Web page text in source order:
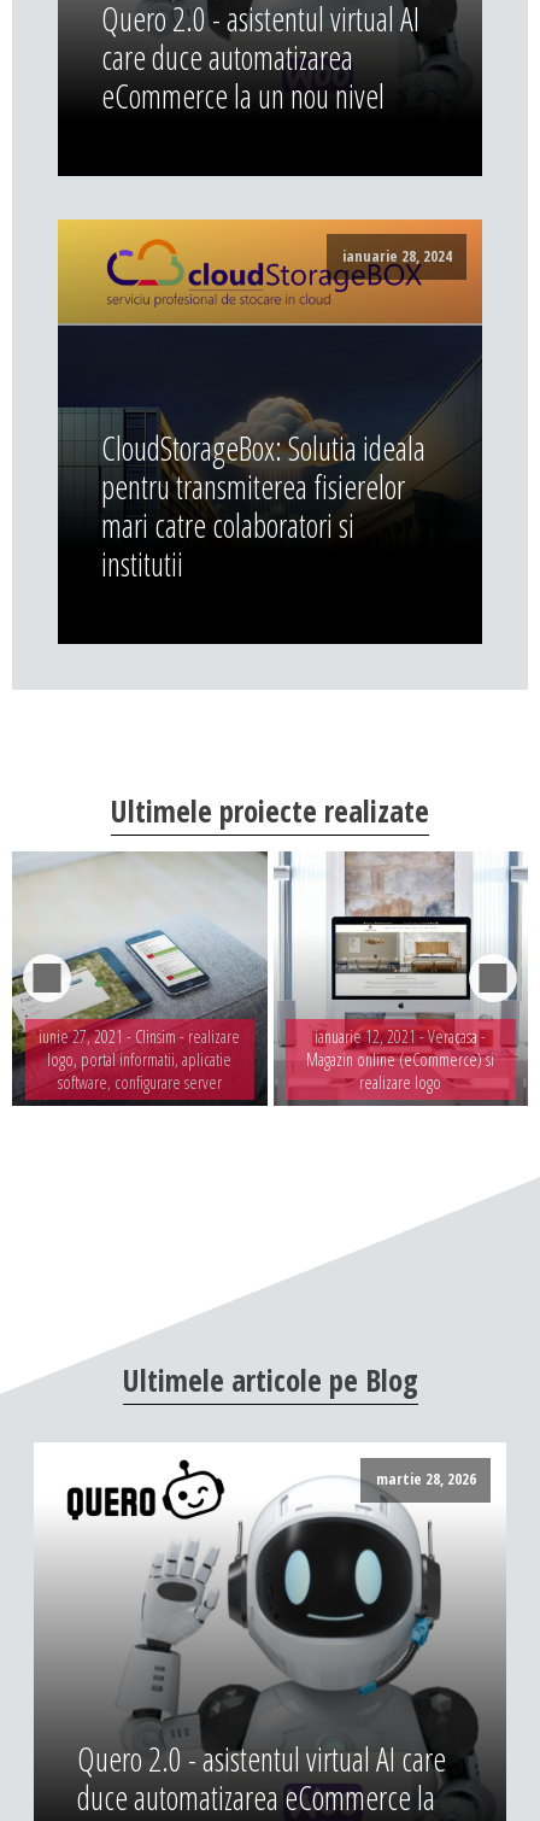
Quero 2.0 - asistentul virtual AI
care duce automatizarea
eCommerce la un nou nivel
ianuarie 28, 2024
CloudStorageBox: Solutia ideala
pentru transmiterea fisierelor
mari catre colaboratori si
institutii
Ultimele proiecte realizate
iunie 27, 2021 - Clinsim - realizare
logo, portal informatii, aplicatie
software, configurare server
ianuarie 12, 2021 -Veracasa -
Magazin online (eCommerce) si
realizare logo
Ultimele articole pe Blog
martie 28, 2026
Quero 2.0 - asistentul virtual AI care
duce automatizarea eCommerce la